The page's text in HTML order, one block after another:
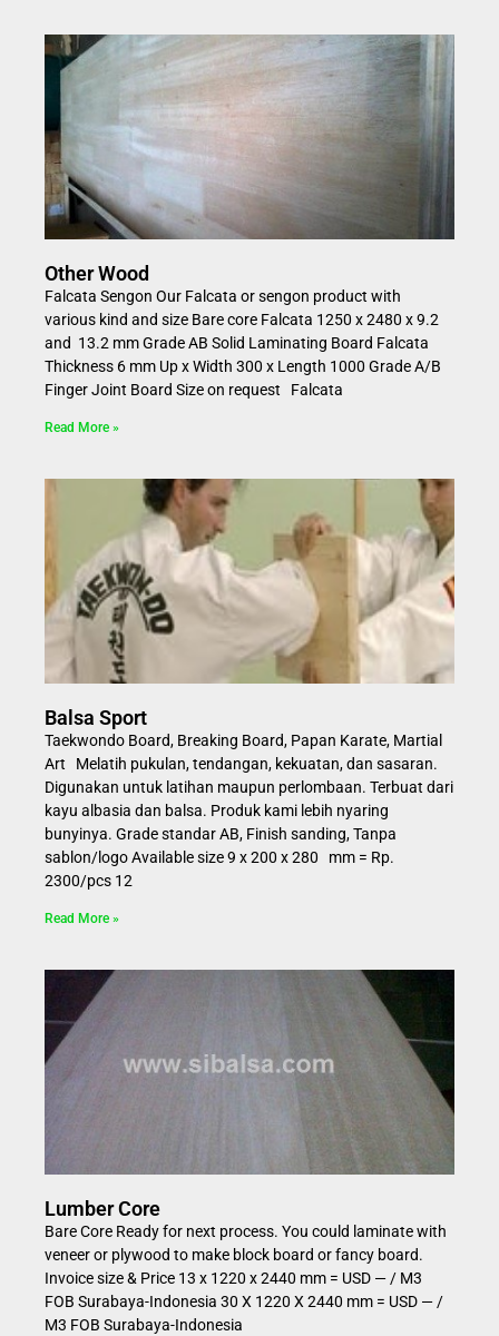
Other Wood
Falcata Sengon Our Falcata or sengon product with
various kind and size Bare core Falcata 1250 x 2480 x 9.2
and 13.2 mm Grade AB Solid Laminating Board Falcata
Thickness 6 mm Up x Width 300 x Length 1000 Grade A/B
Finger Joint Board Size on request Falcata
Read More »
Balsa Sport
Taekwondo Board, Breaking Board, Papan Karate, Martial
Art Melatih pukulan, tendangan, kekuatan, dan sasaran.
Digunakan untuk latihan maupun perlombaan. Terbuat dari
kayu albasia dan balsa. Produk kami lebih nyaring
bunyinya. Grade standar AB, Finish sanding, Tanpa
sablon/logo Available size 9 x 200 x 280 mm = Rp.
2300/pcs 12
Read More »
Lumber Core
Bare Core Ready for next process. You could laminate with
veneer or plywood to make block board or fancy board.
Invoice size & Price 13 x 1220 x 2440 mm = USD — / M3
FOB Surabaya-Indonesia 30 X 1220 X 2440 mm = USD — /
M3 FOB Surabaya-Indonesia